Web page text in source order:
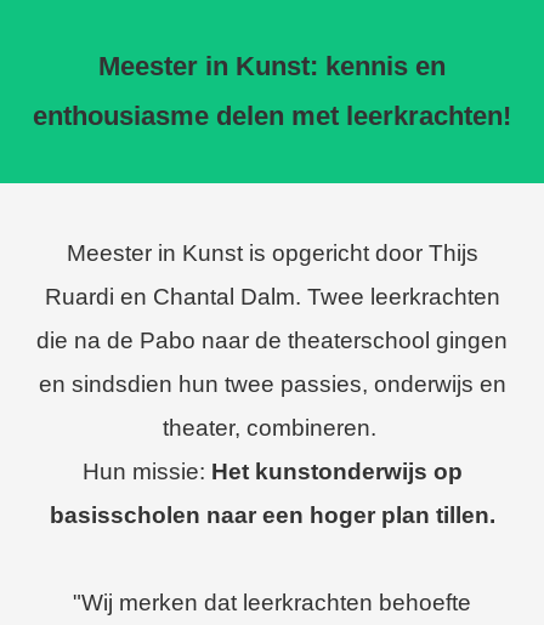
Meester in Kunst: kennis en
enthousiasme delen met leerkrachten!
Meester in Kunst is opgericht door Thijs
Ruardi en Chantal Dalm. Twee leerkrachten
die na de Pabo naar de theaterschool gingen
en sindsdien hun twee passies, onderwijs en
theater, combineren.
Hun missie: Het kunstonderwijs op
basisscholen naar een hoger plan tillen.
"Wij merken dat leerkrachten behoefte